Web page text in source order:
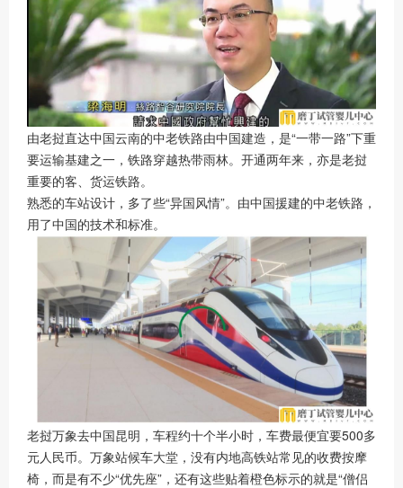
由老挝直达中国云南的中老铁路由中国建造，是“一带一路”下重
要运输基建之一，铁路穿越热带雨林。开通两年来，亦是老挝
重要的客、货运铁路。
熟悉的车站设计，多了些“异国风情”。由中国援建的中老铁路，
用了中国的技术和标准。
老挝万象去中国昆明，车程约十个半小时，车费最便宜要500多
元人民币。万象站候车大堂，没有内地高铁站常见的收费按摩
椅，而是有不少“优先座”，还有这些贴着橙色标示的就是“僧侣